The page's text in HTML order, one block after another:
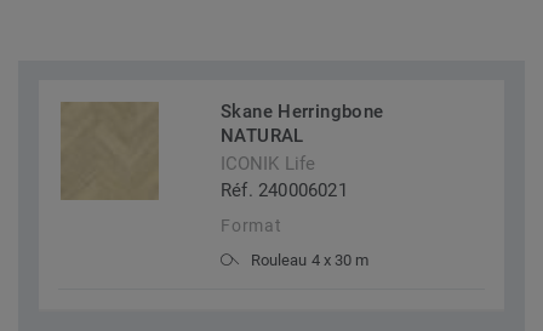
Skane Herringbone
NATURAL
ICONIK Life
Réf. 240006021
Format
Rouleau 4 x 30 m